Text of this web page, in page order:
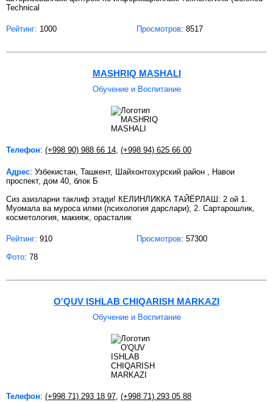
Technical
Рейтинг: 1000 Просмотров: 8517
MASHRIQ MASHALI
Обучение и Воспитание
Телефон: (+998 90) 988 66 14, (+998 94) 625 66 00
Адрес: Узбекистан, Ташкент, Шайхонтохурский район , Навои
проспект, дом 40, блок Б
Сиз азизларни таклиф этади! КЕЛИНЛИККА ТАЙЁРЛАШ: 2 ой 1.
Муомала ва муроса илми (психология дарслари); 2. Сартарошлик,
косметология, макияж, орасталик
Рейтинг: 910 Просмотров: 57300
Фото: 78
O'QUV ISHLAB CHIQARISH MARKAZI
Обучение и Воспитание
Телефон: (+998 71) 293 18 97, (+998 71) 293 05 88